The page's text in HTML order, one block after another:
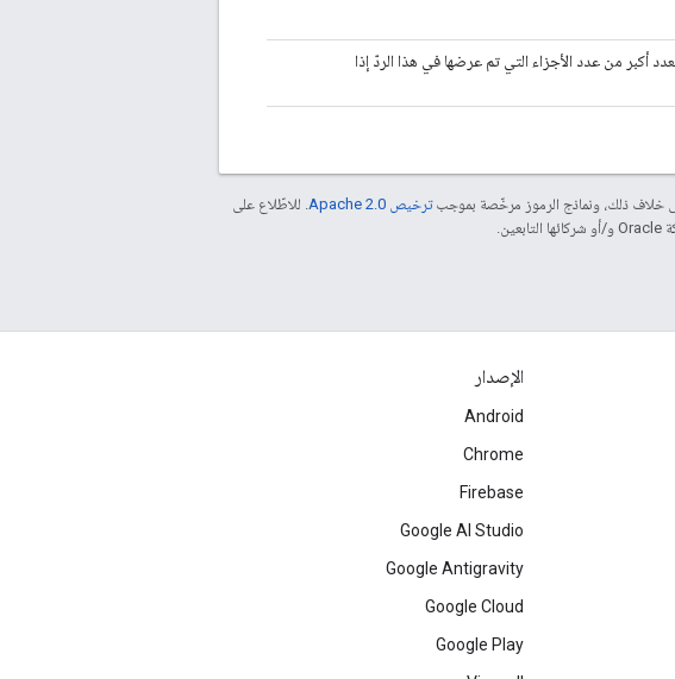
أكبر من عدد الأجزاء التي تم عرضها في هذا الردّ إذا
خلاف ذلك، ونماذج الرموز مرخّصة بموجبترخيص Apache 2.0‏
. للاطّلاع على
الإصدار
Android
Chrome
Firebase
Google AI Studio
Google Antigravity
Google Cloud
Google Play